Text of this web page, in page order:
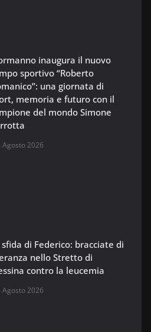
inaugura il nuovo
sportivo “Roberto
una giornata di
memoria e futuro con il
del mondo Simone
Agosto 2026
sfida di Federico: bracciate di
nello Stretto di
contro la leucemia
Agosto 2026